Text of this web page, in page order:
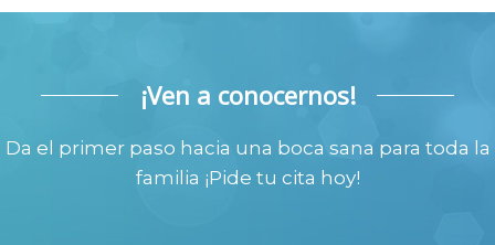
¡Ven a conocernos!
Da el primer paso hacia una boca sana para toda la
familia ¡Pide tu cita hoy!